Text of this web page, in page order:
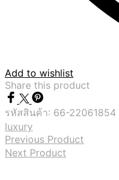
Add to wishlist
Share this product
รหัสสินค้า: 66-22061854
luxury
Previous Product
Next Product